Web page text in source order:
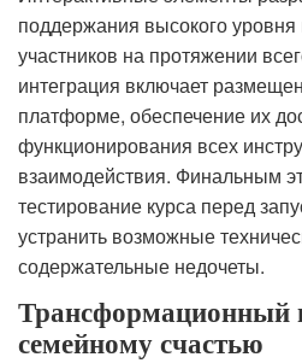
поддержания высокого уровня
участников на протяжении
интеграция включает
платформе, обеспечение их
функционирования всех
взаимодействия. Финальным
тестирование курса перед
устранить возможные
содержательные недочеты.
Трансформационный
семейному счастью